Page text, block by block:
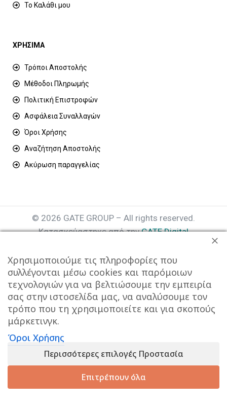
Το Καλάθι μου
ΧΡΗΣΙΜΑ
Τρόποι Αποστολής
Μέθοδοι Πληρωμής
Πολιτική Επιστροφών
Ασφάλεια Συναλλαγών
Όροι Χρήσης
Αναζήτηση Αποστολής
Ακύρωση παραγγελίας
© 2026 GATE GROUP – All rights reserved.
Κατασκεύαστηκε από τηνGATE Digital
Αριθμός Γ.Ε.ΜΗ. : 077935642000
χρησιμοποιεί το Google Analytics για τη συλλογή μη-
προσωπικών δεδομένων με σκοπό τη βελτίωση της
εμπειρίας χρήσης.
Χρησιμοποιούμε τις πληροφορίες που
συλλέγονται μέσω cookies και παρόμοιων
τεχνολογιών για να βελτιώσουμε την εμπειρία
σας στην ιστοσελίδα μας, να αναλύσουμε τον
τρόπο που τη χρησιμοποιείτε και για σκοπούς
μάρκετινγκ.
Όροι Χρήσης
Περισσότερες επιλογές Προστασία
Επιτρέπουν όλα